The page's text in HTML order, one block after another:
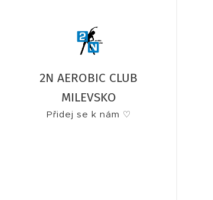
2N AEROBIC CLUB
MILEVSKO
Přidej se k nám ♡